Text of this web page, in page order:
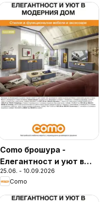
Como брошура -
Елегантност и уют в
модерния дом
25.06. - 10.09.2026
Como